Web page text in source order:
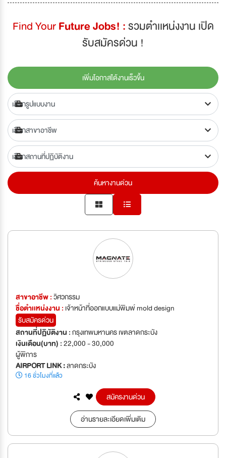
Find YourFuture Jobs! :รวมตำเเหน่งงาน เปิด
รับสมัครด่วน !
เพิ่มโอกาสได้งานเร็วขึ้น
ค้นหางานด่วน
สาขาอาชีพ :วิศวกรรม
ชื่อตำเเหน่งงาน : เจ้าหน้าที่ออกแบบแม่พิมพ์ mold design
รับสมัครด่วน
สถานที่ปฏิบัติงาน :กรุงเทพมหานคร เขตลาดกระบัง
เงินเดือน(บาท) :22,000 - 30,000
ผู้พิการ
AIRPORT LINK :ลาดกระบัง
16 ชั่วโมงที่แล้ว
สมัครงานด่วน
อ่านรายละเอียดเพิ่มเติม